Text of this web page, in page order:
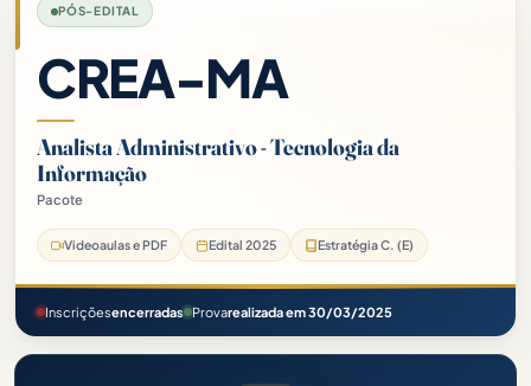
PÓS-EDITAL
CREA-MA
Analista Administrativo - Tecnologia da
Informação
Pacote
Videoaulas e PDF Edital 2025 Estratégia C. (E)
Inscriçõesencerradas Provarealizada em 30/03/2025